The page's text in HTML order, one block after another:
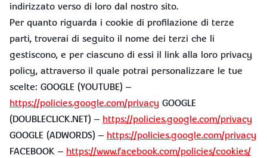
indirizzato verso di loro dal nostro sito.
Per quanto riguarda i cookie di profilazione di terze
parti, troverai di seguito il nome dei terzi che li
gestiscono, e per ciascuno di essi il link alla loro privacy
policy, attraverso il quale potrai personalizzare le tue
scelte: GOOGLE (YOUTUBE) –
https://policies.google.com/privacy GOOGLE
(DOUBLECLICK.NET) – https://policies.google.com/privacy
GOOGLE (ADWORDS) – https://policies.google.com/privacy
FACEBOOK – https://www.facebook.com/policies/cookies/